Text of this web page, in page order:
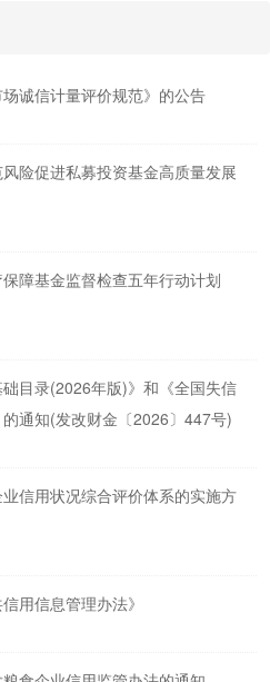
诚信计量评价规范》的公告
险促进私募投资基金高质量发展
障基金监督检查五年行动计划
目录(2026年版)》和《全国失信
通知(发改财金〔2026〕447号)
信用状况综合评价体系的实施方
用信息管理办法》